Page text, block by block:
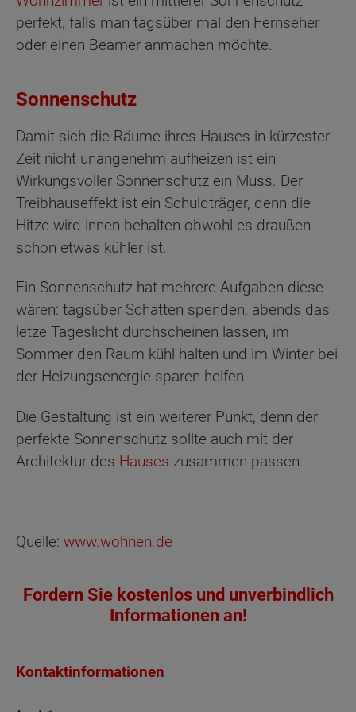
perfekt, falls man tagsüber mal den Fernseher
oder einen Beamer anmachen möchte.
Sonnenschutz
Damit sich die Räume ihres Hauses in kürzester
Zeit nicht unangenehm aufheizen ist ein
Wirkungsvoller Sonnenschutz ein Muss. Der
Treibhauseffekt ist ein Schuldträger, denn die
Hitze wird innen behalten obwohl es draußen
schon etwas kühler ist.
Ein Sonnenschutz hat mehrere Aufgaben diese
wären: tagsüber Schatten spenden, abends das
letze Tageslicht durchscheinen lassen, im
Sommer den Raum kühl halten und im Winter bei
der Heizungsenergie sparen helfen.
Die Gestaltung ist ein weiterer Punkt, denn der
perfekte Sonnenschutz sollte auch mit der
Architektur des Hauses zusammen passen.
Quelle: www.wohnen.de
Fordern Sie kostenlos und unverbindlich
Informationen an!
Kontaktinformationen